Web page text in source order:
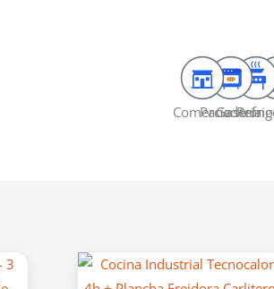
Panaderia
Comercio